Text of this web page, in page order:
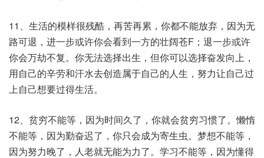
11、生活的模样很残酷，再苦再累，你都不能放弃，因为无
路可退，进一步或许你会看到一方的壮阔苍F；退一步或许
你会万劫不复。你无法选择出生，但你可以选择奋发向上，
用自己的辛劳和汗水去创造属于自己的人生，努力让自己过
上自己想要过得生活。
12、贫穷不能等，因为时间久了，你就会贫穷习惯了。懒惰
不能等，因为勤奋迟了，你只会成为寄生虫。梦想不能等，
因为努力晚了，人老就无能为力了。学习不能等，因为懂得